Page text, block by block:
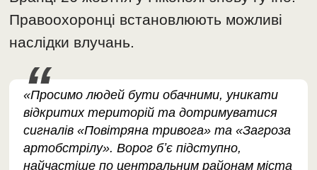
Правоохоронці встановлюють можливі
наслідки влучань.
«Просимо людей бути обачними, уникати
відкритих територій та дотримуватися
сигналів «Повітряна тривога» та «Загроза
артобстрілу». Ворог бʼє підступно,
найчастіше по центральним районам міста